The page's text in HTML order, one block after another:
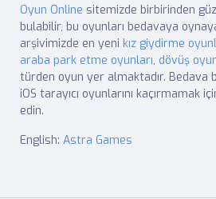
Oyun Online sitemizde birbirinden
bulabilir, bu oyunları bedavaya
arşivimizde en yeni kız giydirme
araba park etme oyunları, dövüş
türden oyun yer almaktadır. Bedava
iOS tarayıcı oyunlarını kaçırmamak
edin.
English: Astra Games